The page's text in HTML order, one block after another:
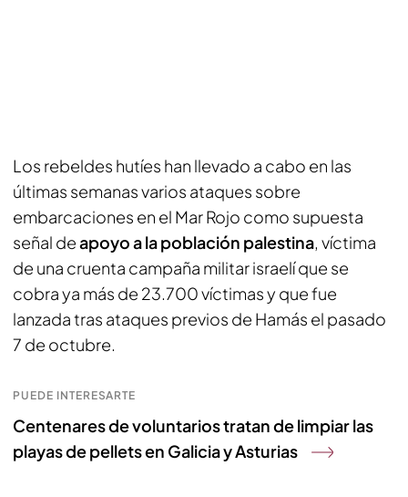
Los rebeldes hutíes han llevado a cabo en las
últimas semanas varios ataques sobre
embarcaciones en el Mar Rojo como supuesta
señal deapoyo a la población palestina, víctima
de una cruenta campaña militar israelí que se
cobra ya más de 23.700 víctimas y que fue
lanzada tras ataques previos de Hamás el pasado
7 de octubre.
PUEDE INTERESARTE
Centenares de voluntarios tratan de limpiar las
playas de pellets en Galicia y Asturias